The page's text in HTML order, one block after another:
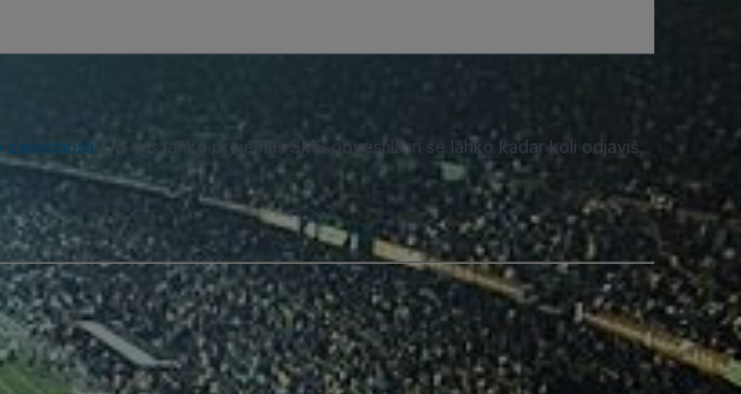
zasebnosti . Od nas lahko prejemaš SMS obvestila in se lahko kadar koli odjaviš.